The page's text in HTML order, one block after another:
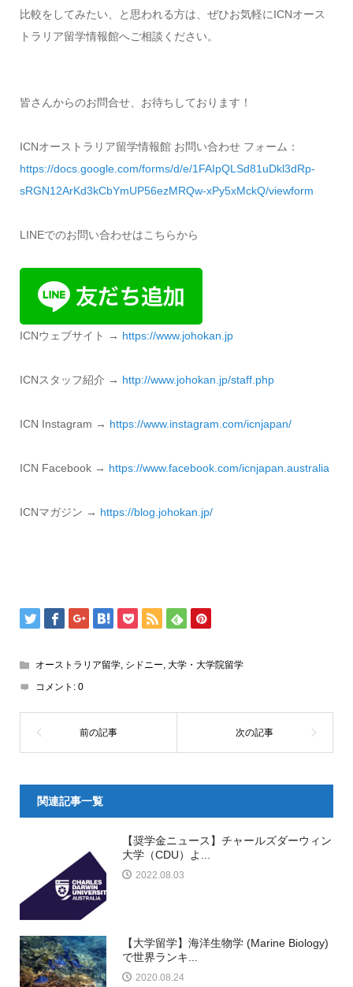
比較をしてみたい、と思われる方は、ぜひお気軽にICNオース
トラリア留学情報館へご相談ください。
皆さんからのお問合せ、お待ちしております！
ICNオーストラリア留学情報館 お問い合わせ フォーム：
https://docs.google.com/forms/d/e/1FAIpQLSd81uDkl3dRp-
sRGN12ArKd3kCbYmUP56ezMRQw-xPy5xMckQ/viewform
LINEでのお問い合わせはこちらから
ICNウェブサイト → https://www.johokan.jp
ICNスタッフ紹介 → http://www. johokan.jp/staff.php
ICN Instagram → https://www.instagram.com/icnjapan/
ICN Facebook → https://www.facebook.com/icnjapan. australia
ICNマガジン → https://blog.johokan.jp/
オーストラリア留学, シドニー 大学・大学院留学
コメント: 0
関連記事一覧
【奨学金ニュース】チャールズダーウィン
大学（CDU）よ...
2022.08.03
【大学留学】海洋生物学 (Marine Biology)
で世界ランキ...
2020.08.24